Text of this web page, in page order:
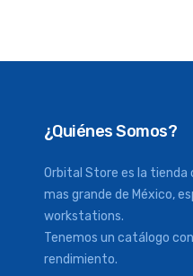
¿Quiénes Somos?
Orbital Store es la
mas grande de México,
workstations.
Tenemos un catálogo
rendimiento.